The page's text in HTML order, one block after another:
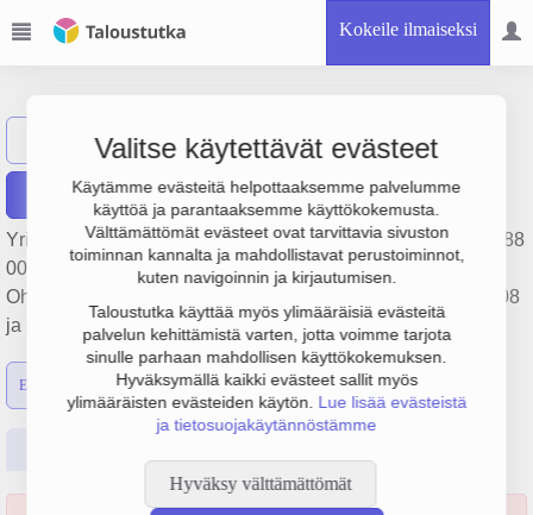
Kokeile ilmaiseksi
Valitse käytettävät evästeet
Käytämme evästeitä helpottaaksemme palvelumme
käyttöä ja parantaaksemme käyttökokemusta.
Välttämättömät evästeet ovat tarvittavia sivuston
toiminnan kannalta ja mahdollistavat perustoiminnot,
kuten navigoinnin ja kirjautumisen.
Taloustutka käyttää myös ylimääräisiä evästeitä
palvelun kehittämistä varten, jotta voimme tarjota
sinulle parhaan mahdollisen käyttökokemuksen.
Hyväksymällä kaikki evästeet sallit myös
ylimääräisten evästeiden käytön. Lue lisää evästeistä
ja tietosuojakäytännöstämme
Hyväksy välttämättömät
Näytä haku Frosmo World Oy
Raportit
Yrityksen Frosmo World Oy liikevaihto on 331 000 €, tulos -88
000 € ja henkilöstömäärä 1. Sen päätoimiala on
Ohjelmistojen suunnittelu ja valmistus, perustamisvuosi 2008
ja sijainti Helsinki. Yrityksen yhtiömuoto Osakeyhtiö (OY).
Emon luvut Konsernin luvut